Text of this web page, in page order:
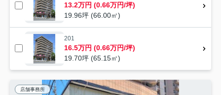
13.2万円 (0.66万円/坪)
19.96坪 (66.00㎡)
201
16.5万円 (0.66万円/坪)
19.70坪 (65.15㎡)
店舗事務所